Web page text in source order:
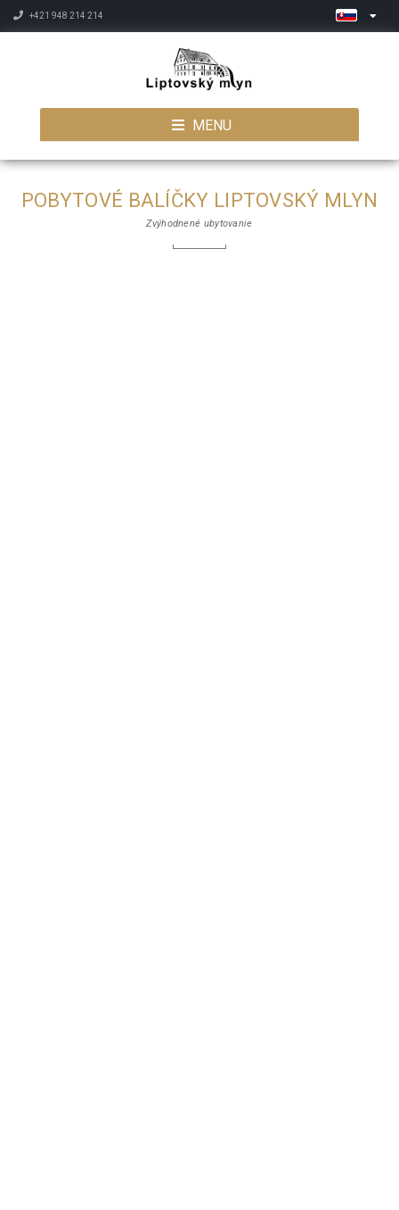
+421 948 214 214
MENU
POBYTOVÉ BALÍČKY LIPTOVSKÝ MLYN
Zvýhodnené ubytovanie